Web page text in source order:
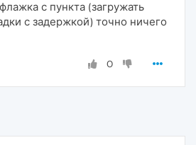
с пункта (загружать
с задержкой) точно ничего
0